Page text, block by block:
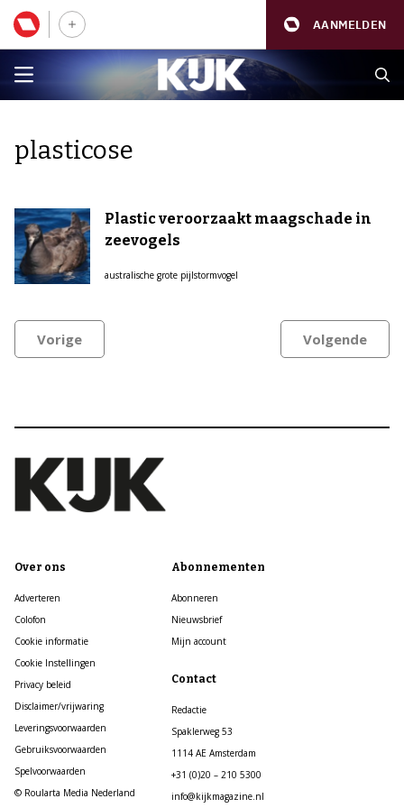
AANMELDEN
plasticose
Plastic veroorzaakt maagschade in
zeevogels
australische grote pijlstormvogel
Vorige Volgende
Over ons
Adverteren
Colofon
Cookie informatie
Cookie Instellingen
Privacy beleid
Disclaimer/vrijwaring
Leveringsvoorwaarden
Gebruiksvoorwaarden
Spelvoorwaarden
© Roularta Media Nederland
Abonnementen
Abonneren
Nieuwsbrief
Mijn account
Contact
Redactie
Spaklerweg 53
1114 AE Amsterdam
+31 (0)20 – 210 5300
info@kijkmagazine.nl